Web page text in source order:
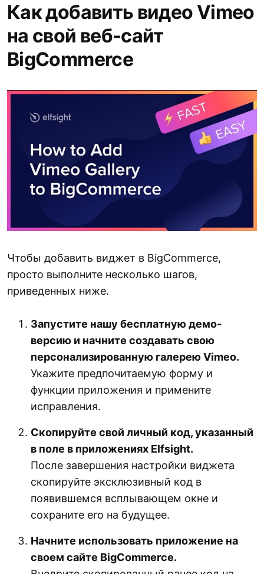
Как добавить видео Vimeo
на свой веб-сайт
BigCommerce
Чтобы добавить виджет в BigCommerce,
просто выполните несколько шагов,
приведенных ниже.
Запустите нашу бесплатную демо-
версию и начните создавать свою
персонализированную галерею Vimeo.
Укажите предпочитаемую форму и
функции приложения и примените
исправления.
Скопируйте свой личный код, указанный
в поле в приложениях Elfsight.
После завершения настройки виджета
скопируйте эксклюзивный код в
появившемся всплывающем окне и
сохраните его на будущее.
Начните использовать приложение на
своем сайте BigCommerce.